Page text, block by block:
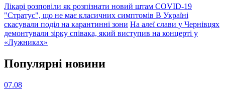
Лікарі розповіли як розпізнати новий штам COVID-19
"Стратус", що не має класичних симптомів В Україні
скасували поділ на карантинні зони На алеї слави у Чернівцях
демонтували зірку співака, який виступив на концерті у
«Лужниках»
Популярнi новини
07.08